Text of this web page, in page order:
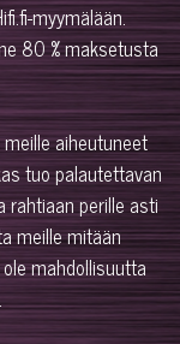
myymälään.
80 % maksetusta
aiheutuneet
tuo palautettavan
rahtiaan perille asti
meille mitään
mahdollisuutta